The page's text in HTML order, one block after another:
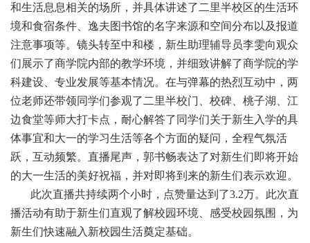
和生活息息相关的场所，并具体讲述了二里半校区的生活环
境和食宿条件、逸夫图书馆的名字来源和空间分布以及报道
注意事项等。镜头转至中和楼，新生助理辅导员李雯向观众
们展示了商学院内部的教学环境，并细致讲解了商学院的学
科建设、专业发展等基本情况。在与弹幕的热烈互动中，两
位老师还带领同学们参观了二里半校门、校碑、桃子湖、江
边食堂等师大打卡点，耐心解答了同学们关于新生入学的具
体事宜和大一的学习生活等各个方面的疑问，全程气氛活
跃，互动频繁。直播尾声，郭书畅表达了对新生们即将开始
的大一生活的美好祝福，并对即将到来的新生们表示欢迎。
此次直播共持续两个小时，点赞量达到了3.2万。此次直
播活动有助于新生们直观了解校园环境、感受校园氛围，为
新生们快速融入新校园生活奠定基础。